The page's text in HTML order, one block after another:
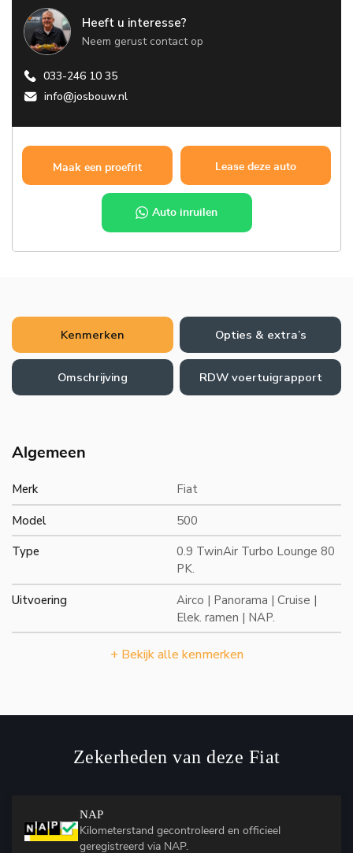
Heeft u interesse?
Neem gerust contact op
033-246 10 35
info@josbouw.nl
Maak een proefrit Lease deze auto
Auto inruilen
Kenmerken Opties & extra’s
Omschrijving RDW voertuigrapport
Algemeen
Merk
Fiat
Model
500
Type
0.9 TwinAir Turbo Lounge 80
PK.
Uitvoering
Airco | Panorama | Cruise |
Elek. ramen | NAP.
+ Bekijk alle kenmerken
Zekerheden van deze Fiat
NAP
Kilometerstand gecontroleerd en officieel
geregistreerd via NAP.